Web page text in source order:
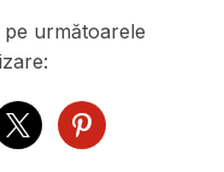
următoarele
pinterest